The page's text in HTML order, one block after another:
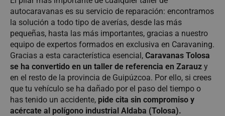
autocaravanas es su servicio de reparación: encontramos
la solución a todo tipo de averías, desde las más
pequeñas, hasta las más importantes, gracias a nuestro
equipo de expertos formados en exclusiva en Caravaning.
Gracias a esta característica esencial, Caravanas Tolosa
se ha convertido en un taller de referencia en Zarauz y
en el resto de la provincia de Guipúzcoa. Por ello, si crees
que tu vehículo se ha dañado por el paso del tiempo o
has tenido un accidente, pide cita sin compromiso y
acércate al polígono industrial Aldaba (Tolosa).